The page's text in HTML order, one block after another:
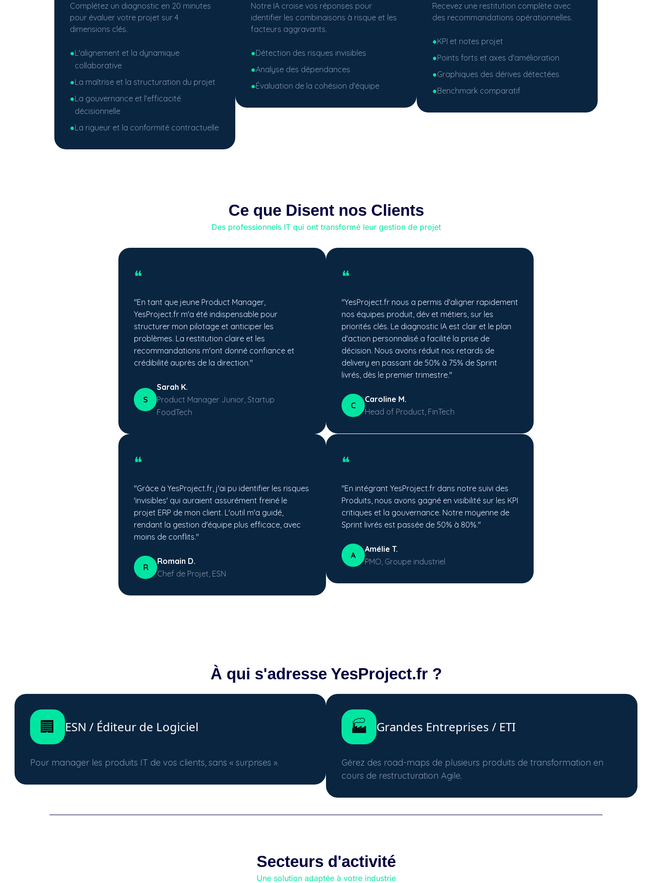
Complétez un diagnostic en 20 minutes
pour évaluer votre projet sur 4
dimensions clés.
●L'alignement et la dynamique
collaborative
●La maîtrise et la structuration du projet
●La gouvernance et l'efficacité
décisionnelle
●La rigueur et la conformité contractuelle
Notre IA croise vos réponses pour
identifier les combinaisons à risque et les
facteurs aggravants.
●Détection des risques invisibles
●Analyse des dépendances
●Évaluation de la cohésion d'équipe
Recevez une restitution complète avec
des recommandations opérationnelles.
●KPI et notes projet
●Points forts et axes d'amélioration
●Graphiques des dérives détectées
●Benchmark comparatif
❝
"En tant que jeune Product Manager,
YesProject.fr m'a été indispensable pour
structurer mon pilotage et anticiper les
problèmes. La restitution claire et les
recommandations m'ont donné confiance et
crédibilité auprès de la direction."
S
Sarah K.
Product Manager Junior, Startup
FoodTech
❝
"YesProject.fr nous a permis d'aligner rapidement
nos équipes produit, dév et métiers, sur les
priorités clés. Le diagnostic IA est clair et le plan
d'action personnalisé a facilité la prise de
décision. Nous avons réduit nos retards de
delivery en passant de 50% à 75% de Sprint
livrés, dès le premier trimestre."
C
Caroline M.
Head of Product, FinTech
❝
"Grâce à YesProject.fr, j'ai pu identifier les risques
'invisibles' qui auraient assurément freiné le
projet ERP de mon client. L'outil m'a guidé,
rendant la gestion d'équipe plus efficace, avec
moins de conflits."
R
Romain D.
Chef de Projet, ESN
❝
"En intégrant YesProject.fr dans notre suivi des
Produits, nous avons gagné en visibilité sur les KPI
critiques et la gouvernance. Notre moyenne de
Sprint livrés est passée de 50% à 80%."
A
Amélie T.
PMO, Groupe industriel
Ce que Disent nos Clients
Des professionnels IT qui ont transformé leur gestion de projet
À qui s'adresse YesProject.fr ?
🏢 ESN / Éditeur de Logiciel
Pour manager les produits IT de vos clients, sans « surprises ».
🏭 Grandes Entreprises / ETI
Gérez des road-maps de plusieurs produits de transformation en
cours de restructuration Agile.
Secteurs d'activité
Une solution adaptée à votre industrie